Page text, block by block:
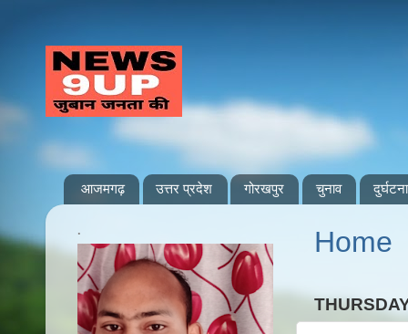
आजमगढ़ उत्तर प्रदेश गोरखपुर चुनाव दुर्घटना
Home
.